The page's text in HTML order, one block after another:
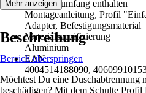
Im Lieferumfang enthalten
Montageanleitung, Profil
Adapter, Befestigungsmaterial
Materialspezifizierung
Aluminium
EAN
4004514188090,
Mehr anzeigen
Beschreibung
Bereich überspringen
Möchtest Du eine Duschabtrennung
beschädigen? Mit dem Schulte